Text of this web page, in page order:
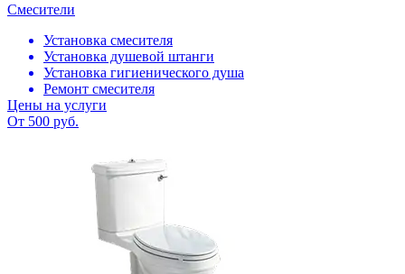
Смесители
Установка смесителя
Установка душевой штанги
Установка гигиенического душа
Ремонт смесителя
Цены на услуги
От 500 руб.